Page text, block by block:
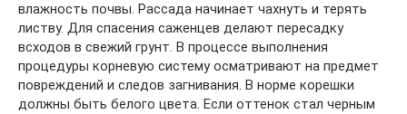
влажность почвы. Рассада начинает чахнуть и терять
листву. Для спасения саженцев делают пересадку
всходов в свежий грунт. В процессе выполнения
процедуры корневую систему осматривают на предмет
повреждений и следов загнивания. В норме корешки
должны быть белого цвета. Если оттенок стал черным